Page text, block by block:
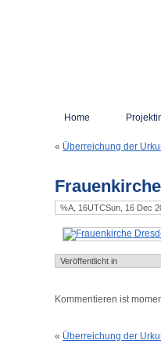
Home
« Überreichung der
%A, 16UTCSun, 16 Dec
Veröffentlicht in
Kommentieren ist
« Überreichung der